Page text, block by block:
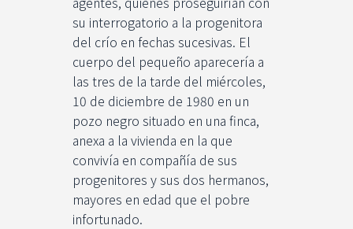
su interrogatorio a la progenitora
del crío en fechas sucesivas. El
cuerpo del pequeño aparecería a
las tres de la tarde del miércoles,
10 de diciembre de 1980 en un
pozo negro situado en una finca,
anexa a la vivienda en la que
convivía en compañía de sus
progenitores y sus dos hermanos,
mayores en edad que el pobre
infortunado.